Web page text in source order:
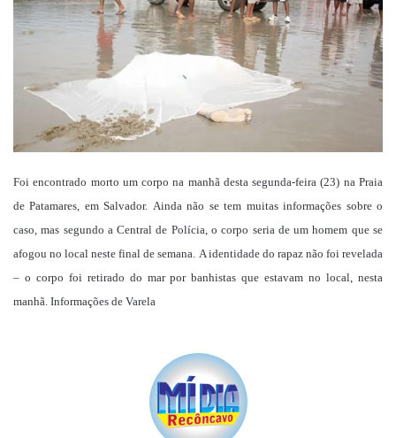
Foi encontrado morto um corpo na manhã desta segunda-feira (23) na Praia
de Patamares, em Salvador. Ainda não se tem muitas informações sobre o
caso, mas segundo a Central de Polícia, o corpo seria de um homem que se
afogou no local neste final de semana. A identidade do rapaz não foi revelada
– o corpo foi retirado do mar por banhistas que estavam no local, nesta
manhã. Informações de Varela